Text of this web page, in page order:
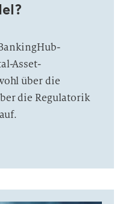
Asset-
über die
die Regulatorik